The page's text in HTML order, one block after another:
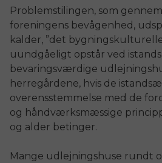
Problemstilingen, som
foreningens bevågenhed,
kalder, ”det
uundgåeligt opstår ved
bevaringsværdige
herregårdene, hvis de
overensstemmelse med de
og håndværksmæssige
og alder betinger.
Mange udlejningshuse rundt